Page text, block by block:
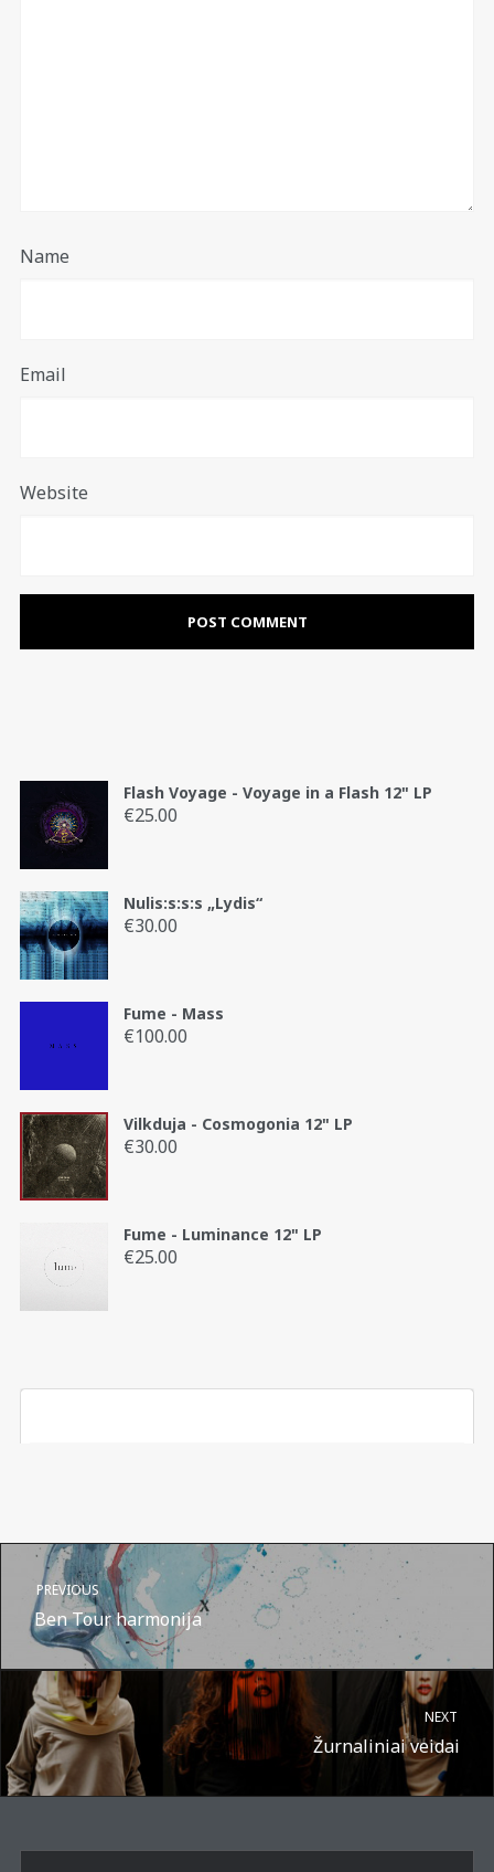
Name
Email
Website
Flash Voyage - Voyage in a Flash 12" LP
€25.00
Nulis:s:s:s „Lydis“
€30.00
Fume - Mass
€100.00
Vilkduja - Cosmogonia 12" LP
€30.00
Fume - Luminance 12" LP
€25.00
A post shared by Suru.lt - music multiactivity (@surufortherecord)
PREVIOUS
Ben Tour harmonija
NEXT
Žurnaliniai veidai